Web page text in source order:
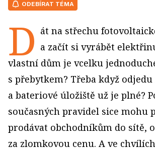
ODEBÍRAT TÉMA
D át na střechu
a začít si vyrábět
vlastní dům je vcelku
s přebytkem? Třeba když
a bateriové úložiště už je plné?
současných pravidel sice mohu
prodávat obchodníkům do sítě,
za zlomkovou cenu. A ve